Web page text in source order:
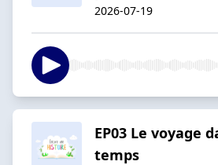
2026-07-19
EP03 Le voyage
temps